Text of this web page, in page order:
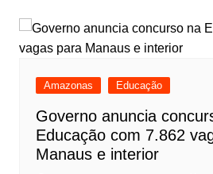
Amazonas Educação
Governo anuncia
Educação com 7.862
Manaus e interior